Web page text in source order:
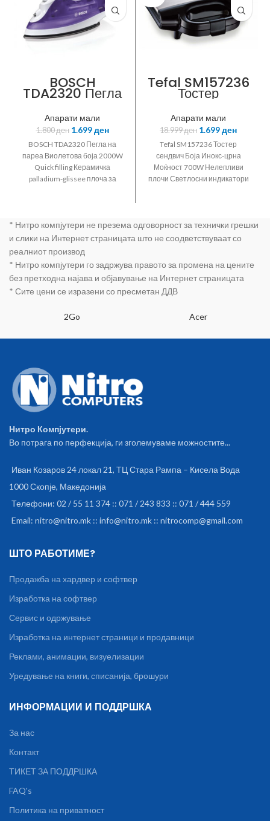
BOSCH
TDA2320 Пегла
на пареа
Апарати мали
1.800ден 1.699ден
BOSCH TDA2320 Пегла на
пареа Виолетова боја 2000W
Quick filling Керамичка
palladium-glissee плоча за
функција со самочистење calc
n clean system и вграден anti-
капење спреј функција
континуирана пареа 20г/мин
ударна пареа 60г/мин
вертикална пареа 220мл
Tefal SM157236
Тостер
Апарати мали
18.999ден 1.699ден
Tefal SM157236 Тостер
сендвич Боја Инокс-црна
Моќност 700W Нелепливи
плочи Светлосни индикатори
* Нитро компјутери не презема одговорност за технички грешки
и слики на Интернет страницата што не соодветствуваат со
реалниот производ
* Нитро компјутери го задржува правото за промена на цените
без претходна најава и објавување на Интернет страницата
* Сите цени се изразени со пресметан ДДВ
2Go Acer
Нитро Компјутери.
Во потрага по перфекција, ги зголемуваме можностите...
Иван Козаров 24 локал 21, ТЦ Стара Рампа – Кисела Вода
1000 Скопје, Македонија
Телефони: 02 / 55 11 374 :: 071 / 243 833 :: 071 / 444 559
Email: nitro@nitro.mk :: info@nitro.mk :: nitrocomp@gmail.com
ШТО РАБОТИМЕ?
Продажба на хардвер и софтвер
Изработка на софтвер
Сервис и одржување
Изработка на интернет страници и продавници
Реклами, анимации, визуелизации
Уредување на книги, списанија, брошури
ИНФОРМАЦИИ И ПОДДРШКА
За нас
Контакт
ТИКЕТ ЗА ПОДДРШКА
FAQ's
Политика на приватност